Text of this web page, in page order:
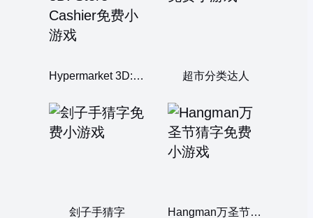
Hypermarket 3D: Store Cashier 超市分类达人
刽子手猜字 Hangman万圣节猜字